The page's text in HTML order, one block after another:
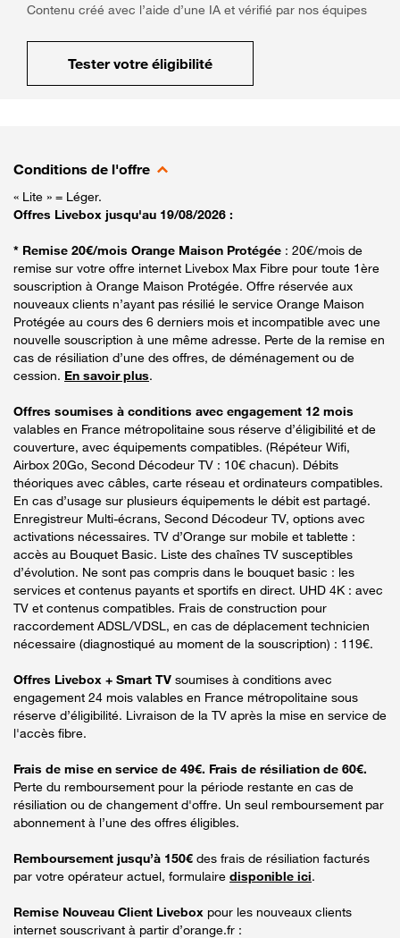
Contenu créé avec l’aide d’une IA et vérifié par nos équipes
Tester votre éligibilité
Conditions de l'offre
« Lite » = Léger.
Offres Livebox jusqu'au 19/08/2026 :
* Remise 20€/mois Orange Maison Protégée : 20€/mois de
remise sur votre offre internet Livebox Max Fibre pour toute 1ère
souscription à Orange Maison Protégée. Offre réservée aux
nouveaux clients n’ayant pas résilié le service Orange Maison
Protégée au cours des 6 derniers mois et incompatible avec une
nouvelle souscription à une même adresse. Perte de la remise en
cas de résiliation d’une des offres, de déménagement ou de
cession. En savoir plus.
Offres soumises à conditions avec engagement 12 mois
valables en France métropolitaine sous réserve d’éligibilité et de
couverture, avec équipements compatibles. (Répéteur Wifi,
Airbox 20Go, Second Décodeur TV : 10€ chacun). Débits
théoriques avec câbles, carte réseau et ordinateurs compatibles.
En cas d’usage sur plusieurs équipements le débit est partagé.
Enregistreur Multi-écrans, Second Décodeur TV, options avec
activations nécessaires. TV d’Orange sur mobile et tablette :
accès au Bouquet Basic. Liste des chaînes TV susceptibles
d’évolution. Ne sont pas compris dans le bouquet basic : les
services et contenus payants et sportifs en direct. UHD 4K : avec
TV et contenus compatibles. Frais de construction pour
raccordement ADSL/VDSL, en cas de déplacement technicien
nécessaire (diagnostiqué au moment de la souscription) : 119€.
Offres Livebox + Smart TV soumises à conditions avec
engagement 24 mois valables en France métropolitaine sous
réserve d’éligibilité. Livraison de la TV après la mise en service de
l'accès fibre.
Frais de mise en service de 49€. Frais de résiliation de 60€.
Perte du remboursement pour la période restante en cas de
résiliation ou de changement d'offre. Un seul remboursement par
abonnement à l’une des offres éligibles.
Remboursement jusqu’à 150€ des frais de résiliation facturés
par votre opérateur actuel, formulaire disponible ici.
Remise Nouveau Client Livebox pour les nouveaux clients
internet souscrivant à partir d’orange.fr :